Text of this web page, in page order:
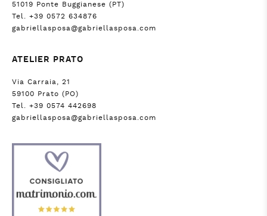
51019 Ponte Buggianese (PT)
Tel. +39 0572 634876
gabriellasposa@gabriellasposa.com
ATELIER PRATO
Via Carraia, 21
59100 Prato (PO)
Tel. +39 0574 442698
gabriellasposa@gabriellasposa.com